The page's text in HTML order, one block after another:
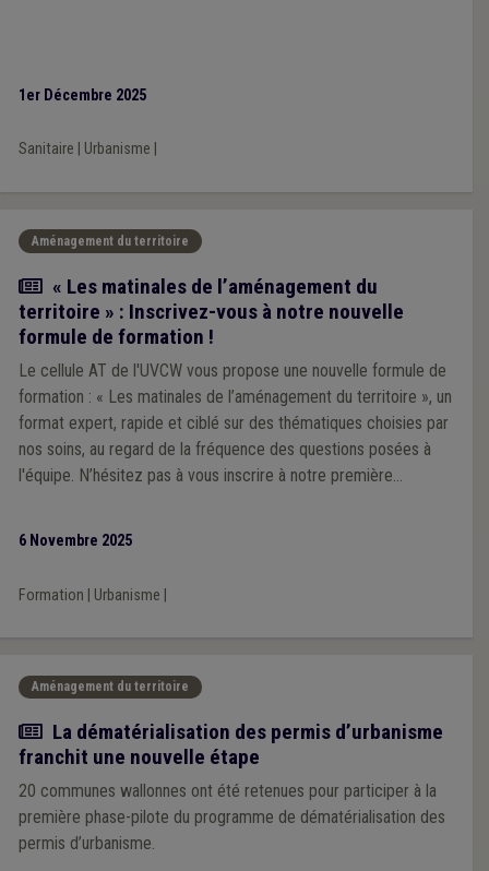
1er Décembre 2025
Sanitaire Urbanisme
Aménagement du territoire
Actualité
« Les matinales de l’aménagement du
territoire » : Inscrivez-vous à notre nouvelle
formule de formation !
Le cellule AT de l'UVCW vous propose une nouvelle formule de
formation : « Les matinales de l’aménagement du territoire », un
format expert, rapide et ciblé sur des thématiques choisies par
nos soins, au regard de la fréquence des questions posées à
l'équipe. N’hésitez pas à vous inscrire à notre première
6 Novembre 2025
Formation Urbanisme
Aménagement du territoire
Actualité
La dématérialisation des permis d’urbanisme
franchit une nouvelle étape
20 communes wallonnes ont été retenues pour participer à la
première phase-pilote du programme de dématérialisation des
permis d’urbanisme.